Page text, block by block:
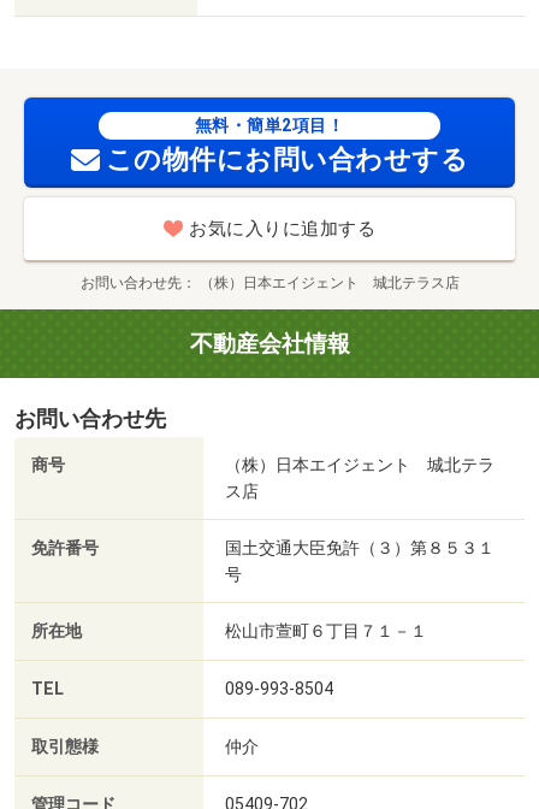
無料・簡単2項目！
この物件にお問い合わせする
お気に入りに追加する
お問い合わせ先 （株）日本エイジェント 城北テラス店
不動産会社情報
お問い合わせ先
商号
（株）日本エイジェント 城北テラ
ス店
免許番号
国土交通大臣免許（３）第８５３１
号
所在地 松山市萱町６丁目７１－１
TEL 089-993-8504
取引態様 仲介
05409-702